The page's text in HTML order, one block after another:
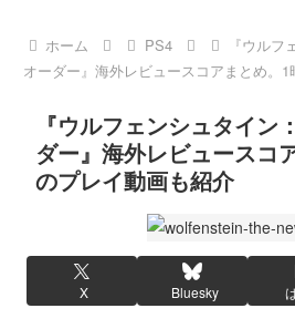
ホーム PS4
『ウル
オーダー』海外レビュースコアまとめ。
『ウルフェンシュタイン
ダー』海外レビュースコ
のプレイ動画も紹介
X Bluesky